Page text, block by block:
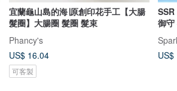
宜蘭龜山島的海∣原創印花手工【大腸
髮圈】大腸圈 髮圈 髮束
Phancy's
US$ 16.04
可客製
御守
US$